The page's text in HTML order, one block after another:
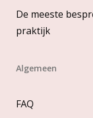
De meeste
praktijk
Algemeen
FAQ